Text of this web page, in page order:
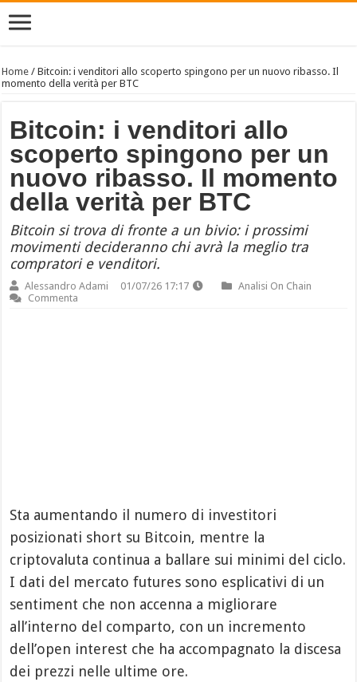
Home /Bitcoin: i venditori allo scoperto spingono per un nuovo ribasso. Il
momento della verità per BTC
Bitcoin: i venditori allo
scoperto spingono per un
nuovo ribasso. Il momento
della verità per BTC
Bitcoin si trova di fronte a un bivio: i prossimi
movimenti decideranno chi avrà la meglio tra
compratori e venditori.
Alessandro Adami 01/07/26 17:17
Analisi On Chain
Commenta
Sta aumentando il numero di investitori
posizionati short su Bitcoin, mentre la
criptovaluta continua a ballare sui minimi del ciclo.
I dati del mercato futures sono esplicativi di un
sentiment che non accenna a migliorare
all’interno del comparto, con un incremento
dell’open interest che ha accompagnato la discesa
dei prezzi nelle ultime ore.